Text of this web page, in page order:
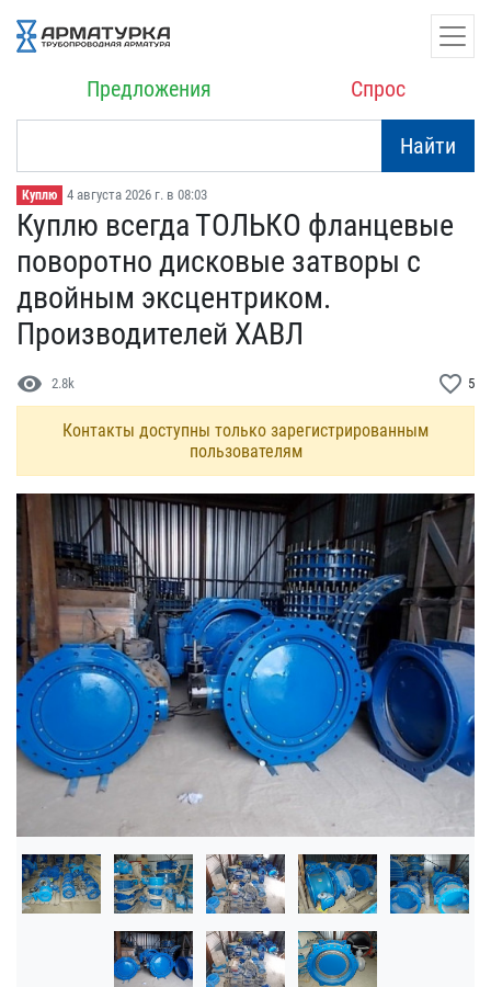
Предложения Спрос
Найти
Куплю 4 августа 2026 г. в 08:03
Куплю всегда ТОЛЬКО флан​цевые
поворотно дисковые​ затворы с
двойным эксце​нтриком.
Производителей ​XАВЛ
visibility 2.8k favorite_border 5
Контакты доступны только зарегистрированным
пользователям